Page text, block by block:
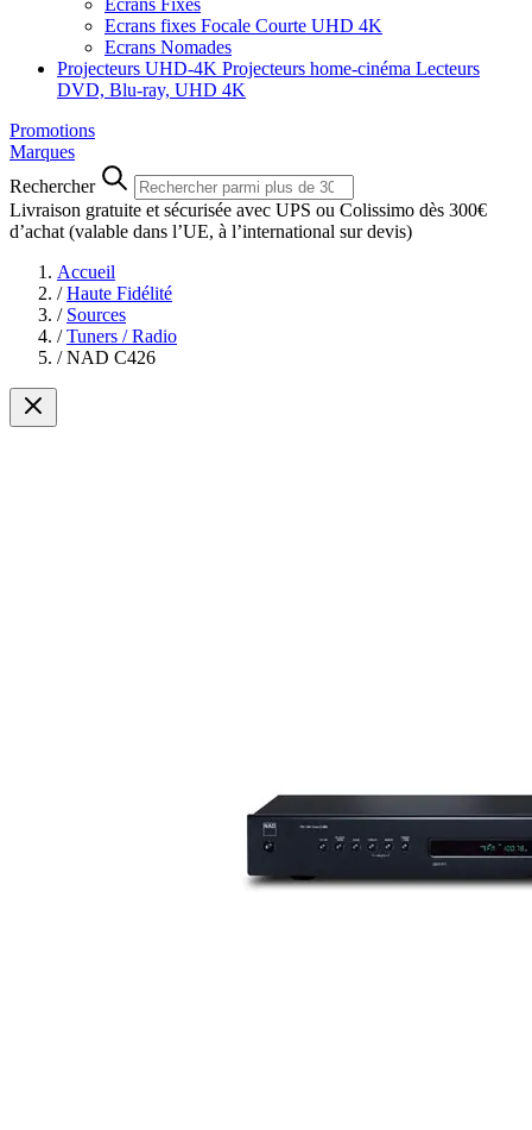
Ecrans Fixes
Ecrans fixes Focale Courte UHD 4K
Ecrans Nomades
Projecteurs UHD-4K Projecteurs home-cinéma Lecteurs
DVD, Blu-ray, UHD 4K
Promotions
Marques
Rechercher
Livraison gratuite et sécurisée avec UPS ou Colissimo dès 300€
d’achat (valable dans l’UE, à l’international sur devis)
Accueil
/ Haute Fidélité
/ Sources
/ Tuners / Radio
/ NAD C426